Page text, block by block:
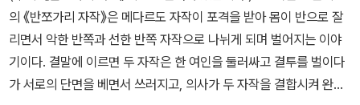
데, 젠더와 페미니즘이 탈식민주의 사고에 가장 부합한다.대부분의
글은 이분법으로 이루어진다. 보자 “임신중단은 여성의 선택이냐 태
아의 생명권이냐” 이런 식으로 흘러간다. 이런 점에서 칼럼이라는 장
르는 글쓰기 연습에 좋다. 정해진 분량이 있으므로 분량에 맞춰서 글
가 이번에 중고 나와서 질렀다. 《출입통제구역》은 잭 리처라 샀다.
나의 이상형, 잭 리처! 근육도 있으면서 정의로워! 약자의 편인 잭 리
처 만세! 《봉명아파트 꽃미남 수사일지》는 책 표지가 초큼 부끄럽지
만, 읽고나면 타미 줄 수 있을 것 같다. 《지휘의 발견》!! 나 이런 책 사
작. <주디스 헌의 외로운 열정>이라는 제목이 뭐랄까 웃프면서 눈길
을 끈다. 을유의 암실문고 시리즈 중 가장 눈이 확 가기는 했다. 1955
년 영국 작가 클럽 선정 ‘올해의 데뷔 소설’ / 영국 「가디언」 ‘죽기 전
에 읽어야 할 책 1,000권’ 선정 /2019년 BBC Arts ‘가장 영감을 불
학동네 판으로 읽었던 것 같다.아무튼 그리고 선생님은 카뮈가 딱히
사유가 깊었던 사람이라고는 생각하지 않는다고 하셨다. 그리고는 카
프카로 바로 넘어가셨는데, 카프카는 몸과 변태를 말함으로써 지금도
각광받고 있는 작가라는 거다. 그의 너무나 유명한 소설 <변신>은 나
의 《반쪼가리 자작》은 메다르도 자작이 포격을 받아 몸이 반으로 잘
리면서 악한 반쪽과 선한 반쪽 자작으로 나뉘게 되며 벌어지는 이야
기이다. 결말에 이르면 두 자작은 한 여인을 둘러싸고 결투를 벌이다
가 서로의 단면을 베면서 쓰러지고, 의사가 두 자작을 결합시켜 완전